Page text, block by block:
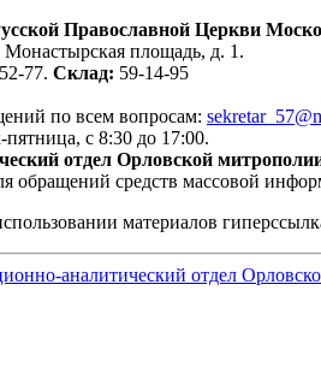
Православной Церкви
площадь, д. 1.
77. Склад: 59-14-95
по всем вопросам:
пятница, с 8:30 до 17:00.
отдел Орловской
обращений средств массовой
материалов
аналитический отдел